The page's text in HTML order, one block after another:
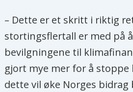
– Dette er et skritt i riktig
stortingsflertall er med på
bevilgningene til
gjort mye mer for å stoppe
dette vil øke Norges bidrag